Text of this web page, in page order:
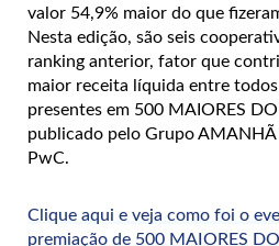
valor 54,9% maior do que
Nesta edição, são seis
ranking anterior, fator que
maior receita líquida entre
presentes em 500 MAIORES
publicado pelo Grupo
PwC.
Clique aqui e veja como foi o
premiação de 500 MAIORES